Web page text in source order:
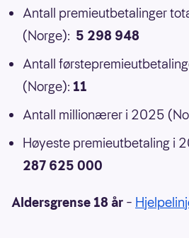
Antall premieutbetalinger
(Norge): 5 298 948
Antall
(Norge): 11
Antall millionærer i 2025
Høyeste premieutbetaling i
287 625 000
Aldersgrense 18 år –